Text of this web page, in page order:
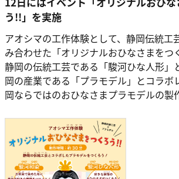
う!!」を実施
アオシマの工作体験として、静岡伝統工
み合わせた「オリジナルおひなさまをつ
静岡の伝統工芸である「駿河ひな人形」
岡の産業である「プラモデル」とコラボ
岡ならではのおひなさまプラモデルの製